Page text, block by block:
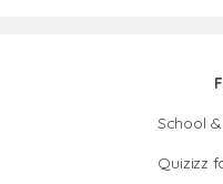
School
Quizizz